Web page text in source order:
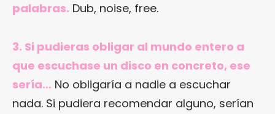
palabras. Dub, noise, free.
3. Si pudieras obligar al mundo entero a
que escuchase un disco en concreto, ese
sería… No obligaría a nadie a escuchar
nada. Si pudiera recomendar alguno, serían